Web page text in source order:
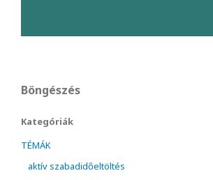
Böngészés
Kategóriák
TÉMÁK
aktív szabadidőeltöltés